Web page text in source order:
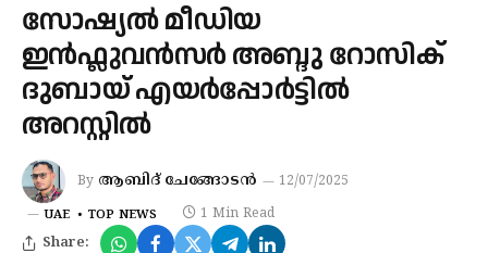
സോഷ്യൽ മീഡിയ
ഇൻഫ്ലുവൻസർ അബ്ദു റോസിക്
ദുബായ് എയർപ്പോർട്ടിൽ
അറസ്റ്റിൽ
By ആബിദ് ചേങ്ങോടൻ 12/07/2025
UAE TOP NEWS 1 Min Read
Share: